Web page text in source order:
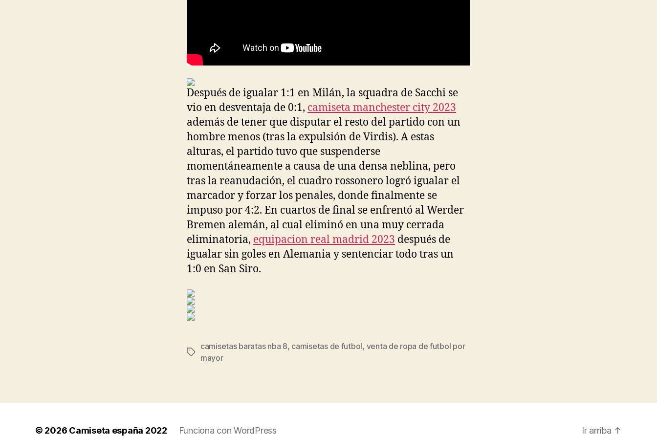
Después de igualar 1:1 en Milán, la squadra de Sacchi se
vio en desventaja de 0:1, camiseta manchester city 2023
además de tener que disputar el resto del partido con un
hombre menos (tras la expulsión de Virdis). A estas
alturas, el partido tuvo que suspenderse
momentáneamente a causa de una densa neblina, pero
tras la reanudación, el cuadro rossonero logró igualar el
marcador y forzar los penales, donde finalmente se
impuso por 4:2. En cuartos de final se enfrentó al Werder
Bremen alemán, al cual eliminó en una muy cerrada
eliminatoria, equipacion real madrid 2023 después de
igualar sin goles en Alemania y sentenciar todo tras un
1:0 en San Siro.
Etiquetas
camisetas baratas nba 8, camisetas de futbol, venta de ropa de futbol por
mayor
© 2026 Camiseta españa 2022 Funciona con WordPress Ir arriba ↑